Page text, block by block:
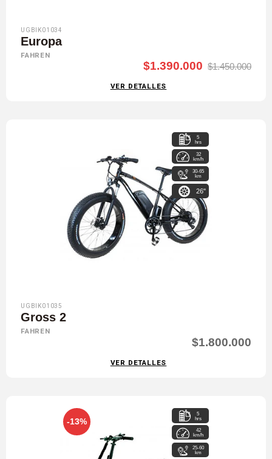
UGBIK01034
Europa
FAHREN
$1.390.000 $1.450.000
VER DETALLES
5
hrs
32
km/h
30-65
km
26"
UGBIK01035
Gross 2
FAHREN
$1.800.000
VER DETALLES
-13%
5
hrs
42
km/h
25-60
km